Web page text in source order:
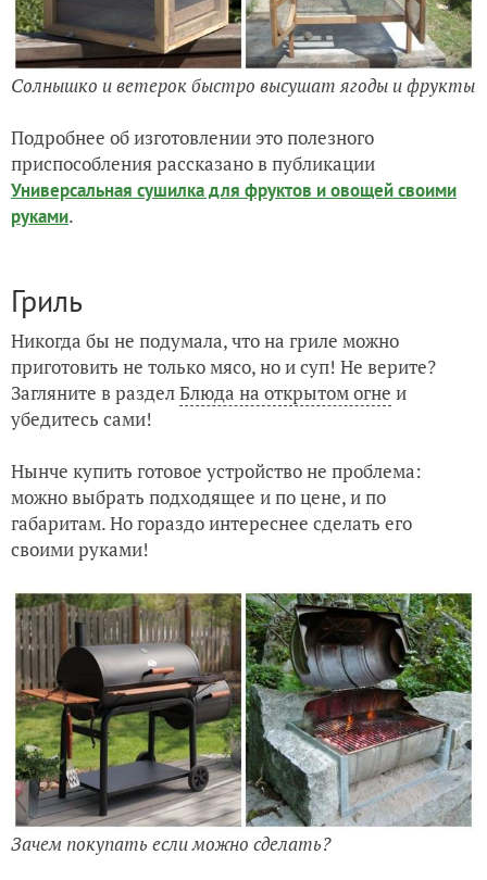
Солнышко и ветерок быстро высушат ягоды и фрукты
Подробнее об изготовлении это полезного
приспособления рассказано в публикации
Универсальная сушилка для фруктов и овощей своими
руками.
Гриль
Никогда бы не подумала, что на гриле можно
приготовить не только мясо, но и суп! Не верите?
Загляните в разделБлюда на открытом огне и
убедитесь сами!
Нынче купить готовое устройство не проблема:
можно выбрать подходящее и по цене, и по
габаритам. Но гораздо интереснее сделать его
своими руками!
Зачем покупать если можно сделать?